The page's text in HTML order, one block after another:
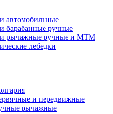
автомобильные
барабанные ручные
рычажные ручные и МТМ
лебедки
и передвижные
рычажные